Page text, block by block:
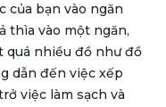
của bạn vào ngăn
thìa vào một ngăn,
quá nhiều đồ như đồ
dẫn đến việc xếp
việc làm sạch và